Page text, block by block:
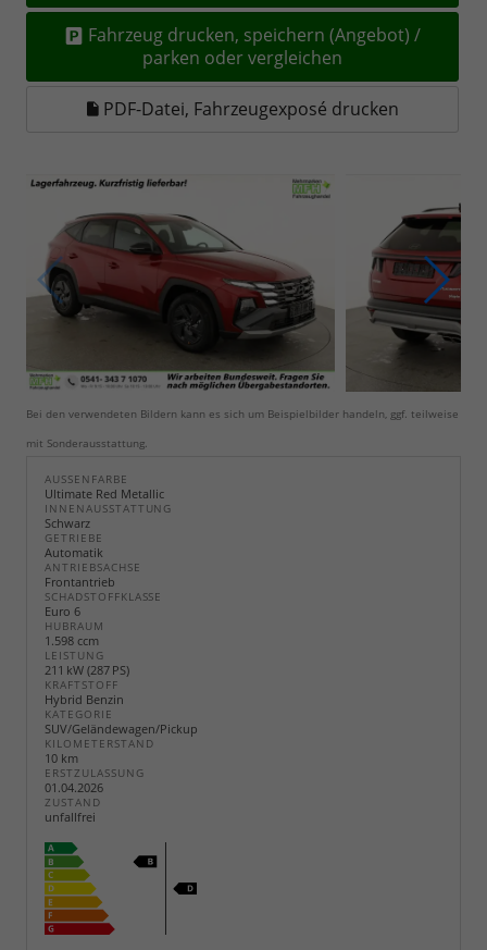
Fahrzeug drucken, speichern (Angebot) /
parken oder vergleichen
PDF-Datei, Fahrzeugexposé drucken
Bei den verwendeten Bildern kann es sich um Beispielbilder handeln, ggf. teilweise
mit Sonderausstattung.
AUSSENFARBE
Ultimate Red Metallic
INNENAUSSTATTUNG
Schwarz
GETRIEBE
Automatik
ANTRIEBSACHSE
Frontantrieb
SCHADSTOFFKLASSE
Euro 6
HUBRAUM
1.598 ccm
LEISTUNG
211 kW (287 PS)
KRAFTSTOFF
Hybrid Benzin
KATEGORIE
SUV/Geländewagen/Pickup
KILOMETERSTAND
10 km
ERSTZULASSUNG
01.04.2026
ZUSTAND
unfallfrei